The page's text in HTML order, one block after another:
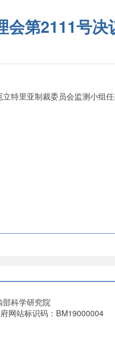
会第2111号决
里亚制裁委员会监测小组
科学研究院
网站标识码：BM19000004